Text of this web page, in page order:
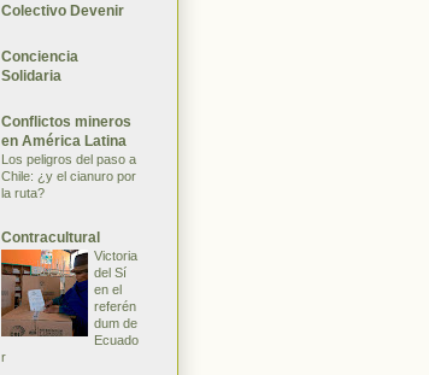
Colectivo Devenir
Conciencia
Solidaria
Conflictos mineros
en América Latina
Los peligros del paso a
Chile: ¿y el cianuro por
la ruta?
Contracultural
Victoria
del Sí
en el
referén
dum de
Ecuado
r